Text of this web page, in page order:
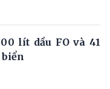
lít dầu FO và 41